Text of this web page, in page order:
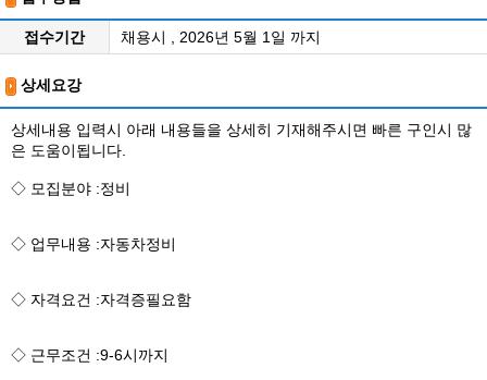
접수기간 채용시 , 2026년 5월 1일 까지
상세요강
상세내용 입력시 아래 내용들을 상세히 기재해주시면 빠른 구인시 많
은 도움이됩니다.
◇ 모집분야 :정비
◇ 업무내용 :자동차정비
◇ 자격요건 :자격증필요함
◇ 근무조건 :9-6시까지